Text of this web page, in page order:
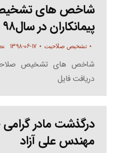
شاخص های
پیمانکاران در سال۹۸
تشخیص صلاحیت ۱۳۹۸-۰۶-۱۷
دریافت فایل
درگذشت مادر
مهندس علی آزاد